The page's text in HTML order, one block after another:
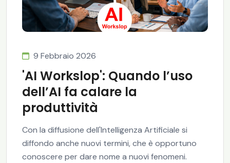
9 Febbraio 2026
'AI Workslop': Quando l’uso
dell’AI fa calare la
produttività
Con la diffusione dell'Intelligenza Artificiale si
diffondo anche nuovi termini, che è opportuno
conoscere per dare nome a nuovi fenomeni.